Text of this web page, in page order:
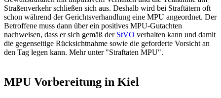
Straßenverkehr schließen sich aus. Deshalb wird bei Straftätern oft
schon während der Gerichtsverhandlung eine MPU angeordnet. Der
Betroffene muss dann über ein positives MPU-Gutachten
nachweisen, dass er sich gemäß der StVO verhalten kann und damit
die gegenseitige Rücksichtnahme sowie die geforderte Vorsicht an
den Tag legen kann. Mehr unter "Straftaten MPU".
MPU Vorbereitung in Kiel